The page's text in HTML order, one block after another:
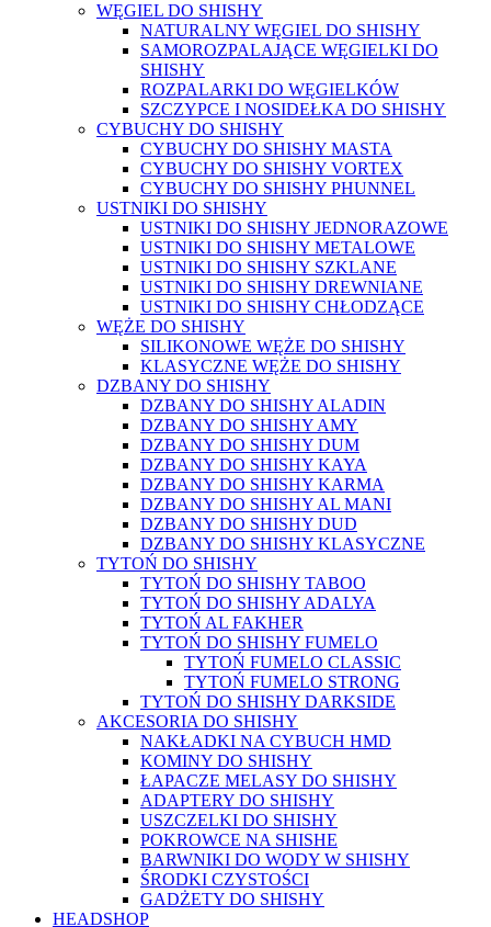
WĘGIEL DO SHISHY
NATURALNY WĘGIEL DO SHISHY
SAMOROZPALAJĄCE WĘGIELKI DO
SHISHY
ROZPALARKI DO WĘGIELKÓW
SZCZYPCE I NOSIDEŁKA DO SHISHY
CYBUCHY DO SHISHY
CYBUCHY DO SHISHY MASTA
CYBUCHY DO SHISHY VORTEX
CYBUCHY DO SHISHY PHUNNEL
USTNIKI DO SHISHY
USTNIKI DO SHISHY JEDNORAZOWE
USTNIKI DO SHISHY METALOWE
USTNIKI DO SHISHY SZKLANE
USTNIKI DO SHISHY DREWNIANE
USTNIKI DO SHISHY CHŁODZĄCE
WĘŻE DO SHISHY
SILIKONOWE WĘŻE DO SHISHY
KLASYCZNE WĘŻE DO SHISHY
DZBANY DO SHISHY
DZBANY DO SHISHY ALADIN
DZBANY DO SHISHY AMY
DZBANY DO SHISHY DUM
DZBANY DO SHISHY KAYA
DZBANY DO SHISHY KARMA
DZBANY DO SHISHY AL MANI
DZBANY DO SHISHY DUD
DZBANY DO SHISHY KLASYCZNE
TYTOŃ DO SHISHY
TYTOŃ DO SHISHY TABOO
TYTOŃ DO SHISHY ADALYA
TYTOŃ AL FAKHER
TYTOŃ DO SHISHY FUMELO
TYTOŃ FUMELO CLASSIC
TYTOŃ FUMELO STRONG
TYTOŃ DO SHISHY DARKSIDE
AKCESORIA DO SHISHY
NAKŁADKI NA CYBUCH HMD
KOMINY DO SHISHY
ŁAPACZE MELASY DO SHISHY
ADAPTERY DO SHISHY
USZCZELKI DO SHISHY
POKROWCE NA SHISHE
BARWNIKI DO WODY W SHISHY
ŚRODKI CZYSTOŚCI
GADŻETY DO SHISHY
HEADSHOP